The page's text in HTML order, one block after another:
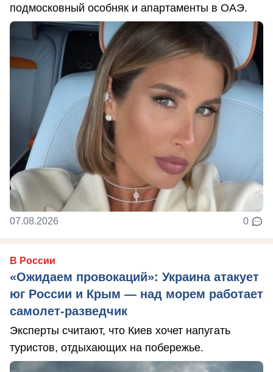
подмосковный особняк и апартаменты в ОАЭ.
07.08.2026 0
В России
«Ожидаем провокаций»: Украина атакует
юг России и Крым — над морем работает
самолет-разведчик
Эксперты считают, что Киев хочет напугать
туристов, отдыхающих на побережье.